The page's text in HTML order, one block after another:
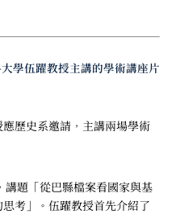
學伍躍教授主講的學術講座片
歷史系邀請，主講兩場學術
題「從巴縣檔案看國家與基
考」。伍躍教授首先介紹了